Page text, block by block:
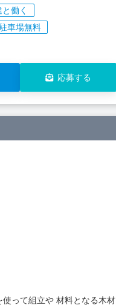
働く
車場無料
応募する
って組立や 材料となる木材